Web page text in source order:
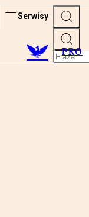
Serwisy
PRO